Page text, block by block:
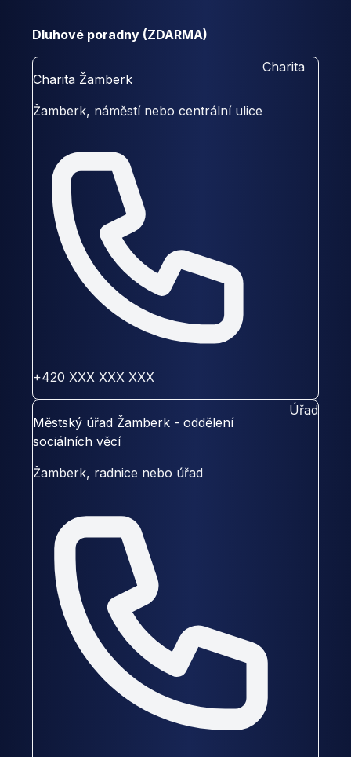
Dluhové poradny (ZDARMA)
Charita Žamberk
Žamberk, náměstí nebo centrální ulice
+420 XXX XXX XXX
Charita
Městský úřad Žamberk - oddělení
sociálních věcí
Žamberk, radnice nebo úřad
Úřad